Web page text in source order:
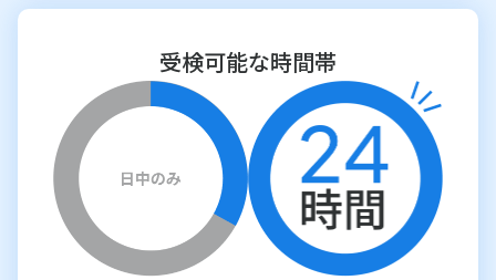
受検可能な時間帯